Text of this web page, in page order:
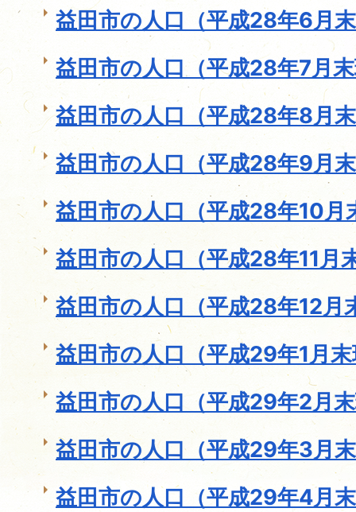
益田市の人口（平成28年6月
益田市の人口（平成28年7月
益田市の人口（平成28年8月
益田市の人口（平成28年9月
益田市の人口（平成28年10月
益田市の人口（平成28年11月
益田市の人口（平成28年12月
益田市の人口（平成29年1月
益田市の人口（平成29年2月
益田市の人口（平成29年3月
益田市の人口（平成29年4月